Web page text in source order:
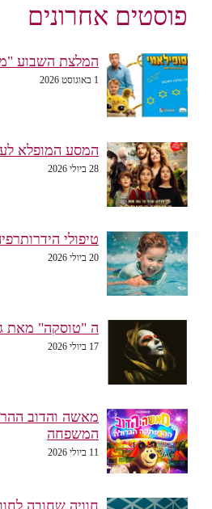
פוסטים אחרונים
המלצת השבוע
1 באוגוסט 2026
המסע המופלא לעץ
28 ביולי 2026
טיפולי
20 ביולי 2026
ה "טוסקה" מאת
מאשה והדוב
המשפחה
11 ביולי 2026
חוויה שחובה לחוות